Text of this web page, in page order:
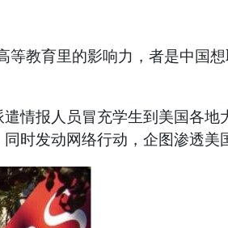
教育里的影响力，者是中国
情报人员冒充学生到美国各地
时发动网络行动，企图渗透美